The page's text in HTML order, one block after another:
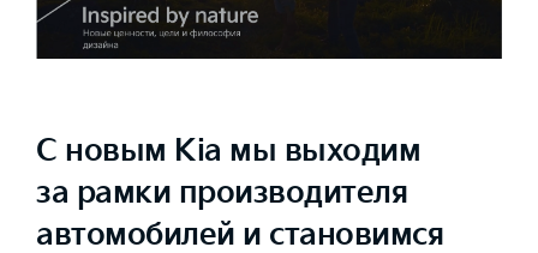
С новым Kia мы выходим
за рамки производителя
автомобилей и становимся